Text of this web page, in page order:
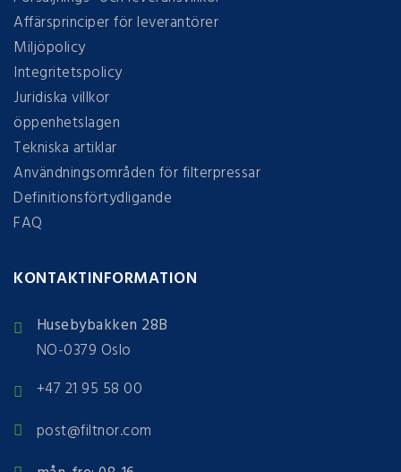
Affärsprinciper för leverantörer
Miljöpolicy
Integritetspolicy
Juridiska villkor
öppenhetslagen
Tekniska artiklar
Användningsområden för filterpressar
Definitionsförtydligande
FAQ
KONTAKTINFORMATION
Husebybakken 28B
NO-0379 Oslo
+47 21 95 58 00
post@filtnor.com